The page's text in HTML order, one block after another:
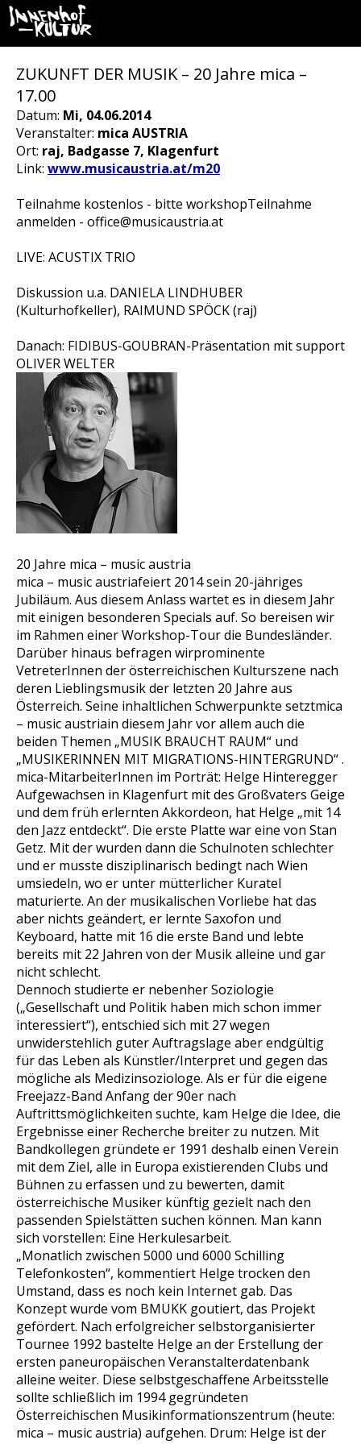
ZUKUNFT DER MUSIK – 20 Jahre mica –
17.00
Datum: Mi, 04.06.2014
Veranstalter: mica AUSTRIA
Ort: raj, Badgasse 7, Klagenfurt
Link: www.musicaustria.at/m20
Teilnahme kostenlos - bitte workshopTeilnahme
anmelden - office@musicaustria.at
LIVE: ACUSTIX TRIO
Diskussion u.a. DANIELA LINDHUBER
(Kulturhofkeller), RAIMUND SPÖCK (raj)
Danach: FIDIBUS-GOUBRAN-Präsentation mit support
OLIVER WELTER
20 Jahre mica – music austria
mica – music austriafeiert 2014 sein 20-jähriges
Jubiläum. Aus diesem Anlass wartet es in diesem Jahr
mit einigen besonderen Specials auf. So bereisen wir
im Rahmen einer Workshop-Tour die Bundesländer.
Darüber hinaus befragen wirprominente
VetreterInnen der österreichischen Kulturszene nach
deren Lieblingsmusik der letzten 20 Jahre aus
Österreich. Seine inhaltlichen Schwerpunkte setztmica
– music austriain diesem Jahr vor allem auch die
beiden Themen „MUSIK BRAUCHT RAUM“ und
„MUSIKERINNEN MIT MIGRATIONS-HINTERGRUND“ .
mica-MitarbeiterInnen im Porträt: Helge Hinteregger
Aufgewachsen in Klagenfurt mit des Großvaters Geige
und dem früh erlernten Akkordeon, hat Helge „mit 14
den Jazz entdeckt“. Die erste Platte war eine von Stan
Getz. Mit der wurden dann die Schulnoten schlechter
und er musste disziplinarisch bedingt nach Wien
umsiedeln, wo er unter mütterlicher Kuratel
maturierte. An der musikalischen Vorliebe hat das
aber nichts geändert, er lernte Saxofon und
Keyboard, hatte mit 16 die erste Band und lebte
bereits mit 22 Jahren von der Musik alleine und gar
nicht schlecht.
Dennoch studierte er nebenher Soziologie
(„Gesellschaft und Politik haben mich schon immer
interessiert“), entschied sich mit 27 wegen
unwiderstehlich guter Auftragslage aber endgültig
für das Leben als Künstler/Interpret und gegen das
mögliche als Medizinsoziologe. Als er für die eigene
Freejazz-Band Anfang der 90er nach
Auftrittsmöglichkeiten suchte, kam Helge die Idee, die
Ergebnisse einer Recherche breiter zu nutzen. Mit
Bandkollegen gründete er 1991 deshalb einen Verein
mit dem Ziel, alle in Europa existierenden Clubs und
Bühnen zu erfassen und zu bewerten, damit
österreichische Musiker künftig gezielt nach den
passenden Spielstätten suchen können. Man kann
sich vorstellen: Eine Herkulesarbeit.
„Monatlich zwischen 5000 und 6000 Schilling
Telefonkosten“, kommentiert Helge trocken den
Umstand, dass es noch kein Internet gab. Das
Konzept wurde vom BMUKK goutiert, das Projekt
gefördert. Nach erfolgreicher selbstorganisierter
Tournee 1992 bastelte Helge an der Erstellung der
ersten paneuropäischen Veranstalterdatenbank
alleine weiter. Diese selbstgeschaffene Arbeitsstelle
sollte schließlich im 1994 gegründeten
Österreichischen Musikinformationszentrum (heute:
mica – music austria) aufgehen. Drum: Helge ist der